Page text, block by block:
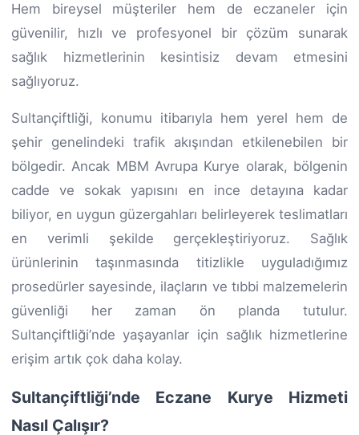
Hem bireysel müşteriler hem de eczaneler için
güvenilir, hızlı ve profesyonel bir çözüm sunarak
sağlık hizmetlerinin kesintisiz devam etmesini
sağlıyoruz.
Sultançiftliği, konumu itibarıyla hem yerel hem de
şehir genelindeki trafik akışından etkilenebilen bir
bölgedir. Ancak MBM Avrupa Kurye olarak, bölgenin
cadde ve sokak yapısını en ince detayına kadar
biliyor, en uygun güzergahları belirleyerek teslimatları
en verimli şekilde gerçekleştiriyoruz. Sağlık
ürünlerinin taşınmasında titizlikle uyguladığımız
prosedürler sayesinde, ilaçların ve tıbbi malzemelerin
güvenliği her zaman ön planda tutulur.
Sultançiftliği’nde yaşayanlar için sağlık hizmetlerine
erişim artık çok daha kolay.
Sultançiftliği’nde Eczane Kurye Hizmeti
Nasıl Çalışır?